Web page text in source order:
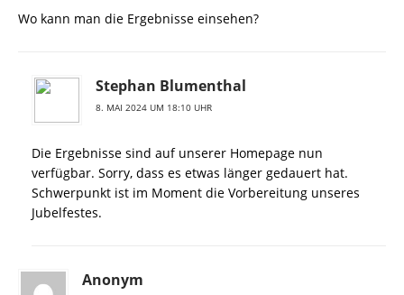
Wo kann man die Ergebnisse einsehen?
Stephan Blumenthal
8. MAI 2024 UM 18:10 UHR
Die Ergebnisse sind auf unserer Homepage nun
verfügbar. Sorry, dass es etwas länger gedauert hat.
Schwerpunkt ist im Moment die Vorbereitung unseres
Jubelfestes.
Anonym